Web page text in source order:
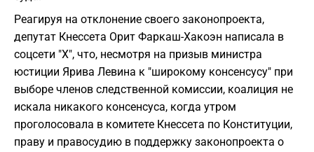
Реагируя на отклонение своего законопроекта,
депутат Кнессета Орит Фаркаш-Хакоэн написала в
соцсети "X", что, несмотря на призыв министра
юстиции Ярива Левина к "широкому консенсусу" при
выборе членов следственной комиссии, коалиция не
искала никакого консенсуса, когда утром
проголосовала в комитете Кнессета по Конституции,
праву и правосудию в поддержку законопроекта о